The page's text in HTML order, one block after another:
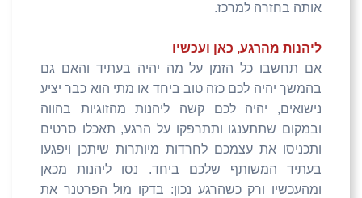
אותה בחזרה למרכז.
ליהנות מהרגע, כאן ועכשיו
אם תחשבו כל הזמן על מה יהיה בעתיד והאם גם
בהמשך יהיה לכם כזה טוב ביחד או מתי הוא כבר יציע
נישואים, יהיה לכם קשה ליהנות מהזוגיות בהווה
ובמקום שתתענגו ותתרפקו על הרגע, תאכלו סרטים
ותכניסו את עצמכם לחרדות מיותרות שיתכן ויפגעו
בעתיד המשותף שלכם ביחד. נסו ליהנות מכאן
ומהעכשיו ורק כשהרגע נכון: בדקו מול הפרטנר את